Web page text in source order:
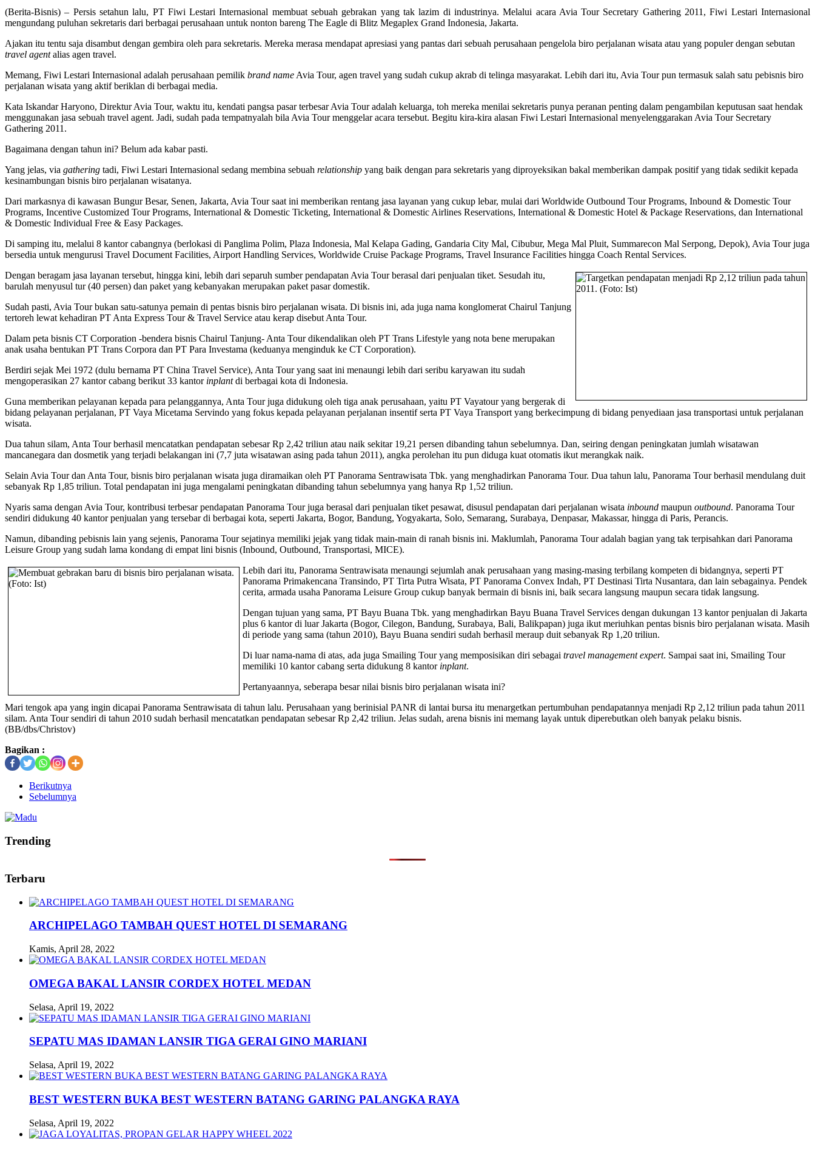
(Berita-Bisnis) – Persis setahun lalu, PT Fiwi Lestari Internasional membuat sebuah gebrakan yang tak lazim di industrinya. Melalui acara Avia Tour Secretary Gathering 2011, Fiwi Lestari Internasional
mengundang puluhan sekretaris dari berbagai perusahaan untuk nonton bareng The Eagle di Blitz Megaplex Grand Indonesia, Jakarta.
Ajakan itu tentu saja disambut dengan gembira oleh para sekretaris. Mereka merasa mendapat apresiasi yang pantas dari sebuah perusahaan pengelola biro perjalanan wisata atau yang populer dengan sebutan
travel agentalias agen travel.
Memang, Fiwi Lestari Internasional adalah perusahaan pemilik brand name Avia Tour, agen travel yang sudah cukup akrab di telinga masyarakat. Lebih dari itu, Avia Tour pun termasuk salah satu pebisnis biro
perjalanan wisata yang aktif beriklan di berbagai media.
Kata Iskandar Haryono, Direktur Avia Tour, waktu itu, kendati pangsa pasar terbesar Avia Tour adalah keluarga, toh mereka menilai sekretaris punya peranan penting dalam pengambilan keputusan saat hendak
menggunakan jasa sebuah travel agent. Jadi, sudah pada tempatnyalah bila Avia Tour menggelar acara tersebut. Begitu kira-kira alasan Fiwi Lestari Internasional menyelenggarakan Avia Tour Secretary
Gathering 2011.
Bagaimana dengan tahun ini? Belum ada kabar pasti.
Yang jelas, via gathering tadi, Fiwi Lestari Internasional sedang membina sebuah relationship yang baik dengan para sekretaris yang diproyeksikan bakal memberikan dampak positif yang tidak sedikit kepada
kesinambungan bisnis biro perjalanan wisatanya.
Dari markasnya di kawasan Bungur Besar, Senen, Jakarta, Avia Tour saat ini memberikan rentang jasa layanan yang cukup lebar, mulai dari Worldwide Outbound Tour Programs, Inbound & Domestic Tour
Programs, Incentive Customized Tour Programs, International & Domestic Ticketing, International & Domestic Airlines Reservations, International & Domestic Hotel & Package Reservations, dan International
& Domestic Individual Free & Easy Packages.
Di samping itu, melalui 8 kantor cabangnya (berlokasi di Panglima Polim, Plaza Indonesia, Mal Kelapa Gading, Gandaria City Mal, Cibubur, Mega Mal Pluit, Summarecon Mal Serpong, Depok), Avia Tour juga
bersedia untuk mengurusi Travel Document Facilities, Airport Handling Services, Worldwide Cruise Package Programs, Travel Insurance Facilities hingga Coach Rental Services.
Dengan beragam jasa layanan tersebut, hingga kini, lebih dari separuh sumber pendapatan Avia Tour berasal dari penjualan tiket. Sesudah itu,
barulah menyusul tur (40 persen) dan paket yang kebanyakan merupakan paket pasar domestik.
Sudah pasti, Avia Tour bukan satu-satunya pemain di pentas bisnis biro perjalanan wisata. Di bisnis ini, ada juga nama konglomerat Chairul Tanjung
tertoreh lewat kehadiran PT Anta Express Tour & Travel Service atau kerap disebut Anta Tour.
Dalam peta bisnis CT Corporation -bendera bisnis Chairul Tanjung- Anta Tour dikendalikan oleh PT Trans Lifestyle yang nota bene merupakan
anak usaha bentukan PT Trans Corpora dan PT Para Investama (keduanya menginduk ke CT Corporation).
Berdiri sejak Mei 1972 (dulu bernama PT China Travel Service), Anta Tour yang saat ini menaungi lebih dari seribu karyawan itu sudah
mengoperasikan 27 kantor cabang berikut 33 kantor inplantdi berbagai kota di Indonesia.
Guna memberikan pelayanan kepada para pelanggannya, Anta Tour juga didukung oleh tiga anak perusahaan, yaitu PT Vayatour yang bergerak di
bidang pelayanan perjalanan, PT Vaya Micetama Servindo yang fokus kepada pelayanan perjalanan insentif serta PT Vaya Transport yang berkecimpung di bidang penyediaan jasa transportasi untuk perjalanan
wisata.
Dua tahun silam, Anta Tour berhasil mencatatkan pendapatan sebesar Rp 2,42 triliun atau naik sekitar 19,21 persen dibanding tahun sebelumnya. Dan, seiring dengan peningkatan jumlah wisatawan
mancanegara dan dosmetik yang terjadi belakangan ini (7,7 juta wisatawan asing pada tahun 2011), angka perolehan itu pun diduga kuat otomatis ikut merangkak naik.
Selain Avia Tour dan Anta Tour, bisnis biro perjalanan wisata juga diramaikan oleh PT Panorama Sentrawisata Tbk. yang menghadirkan Panorama Tour. Dua tahun lalu, Panorama Tour berhasil mendulang duit
sebanyak Rp 1,85 triliun. Total pendapatan ini juga mengalami peningkatan dibanding tahun sebelumnya yang hanya Rp 1,52 triliun.
Nyaris sama dengan Avia Tour, kontribusi terbesar pendapatan Panorama Tour juga berasal dari penjualan tiket pesawat, disusul pendapatan dari perjalanan wisata inbound maupun outbound. Panorama Tour
sendiri didukung 40 kantor penjualan yang tersebar di berbagai kota, seperti Jakarta, Bogor, Bandung, Yogyakarta, Solo, Semarang, Surabaya, Denpasar, Makassar, hingga di Paris, Perancis.
Namun, dibanding pebisnis lain yang sejenis, Panorama Tour sejatinya memiliki jejak yang tidak main-main di ranah bisnis ini. Maklumlah, Panorama Tour adalah bagian yang tak terpisahkan dari Panorama
Leisure Group yang sudah lama kondang di empat lini bisnis (Inbound, Outbound, Transportasi, MICE).
Lebih dari itu, Panorama Sentrawisata menaungi sejumlah anak perusahaan yang masing-masing terbilang kompeten di bidangnya, seperti PT
Panorama Primakencana Transindo, PT Tirta Putra Wisata, PT Panorama Convex Indah, PT Destinasi Tirta Nusantara, dan lain sebagainya. Pendek
cerita, armada usaha Panorama Leisure Group cukup banyak bermain di bisnis ini, baik secara langsung maupun secara tidak langsung.
Dengan tujuan yang sama, PT Bayu Buana Tbk. yang menghadirkan Bayu Buana Travel Services dengan dukungan 13 kantor penjualan di Jakarta
plus 6 kantor di luar Jakarta (Bogor, Cilegon, Bandung, Surabaya, Bali, Balikpapan) juga ikut meriuhkan pentas bisnis biro perjalanan wisata. Masih
di periode yang sama (tahun 2010), Bayu Buana sendiri sudah berhasil meraup duit sebanyak Rp 1,20 triliun.
Di luar nama-nama di atas, ada juga Smailing Tour yang memposisikan diri sebagai travel management expert. Sampai saat ini, Smailing Tour
memiliki 10 kantor cabang serta didukung 8 kantor inplant.
Pertanyaannya, seberapa besar nilai bisnis biro perjalanan wisata ini?
Mari tengok apa yang ingin dicapai Panorama Sentrawisata di tahun lalu. Perusahaan yang berinisial PANR di lantai bursa itu menargetkan pertumbuhan pendapatannya menjadi Rp 2,12 triliun pada tahun 2011
silam. Anta Tour sendiri di tahun 2010 sudah berhasil mencatatkan pendapatan sebesar Rp 2,42 triliun. Jelas sudah, arena bisnis ini memang layak untuk diperebutkan oleh banyak pelaku bisnis.
(BB/dbs/Christov)
Bagikan :
Berikutnya
Sebelumnya
Trending
Terbaru
ARCHIPELAGO TAMBAH QUEST HOTEL DI SEMARANG
Kamis, April 28, 2022
OMEGA BAKAL LANSIR CORDEX HOTEL MEDAN
Selasa, April 19, 2022
SEPATU MAS IDAMAN LANSIR TIGA GERAI GINO MARIANI
Selasa, April 19, 2022
BEST WESTERN BUKA BEST WESTERN BATANG GARING PALANGKA RAYA
Selasa, April 19, 2022